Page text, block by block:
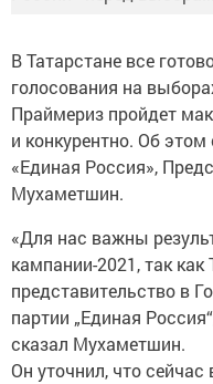
В Татарстане все
голосования на
Праймериз пройдет
и конкурентно. Об
«Единая Россия»,
Мухаметшин.
«Для нас важны
кампании-2021, так
представительство в
партии „Единая
сказал Мухаметшин.
Он уточнил, что